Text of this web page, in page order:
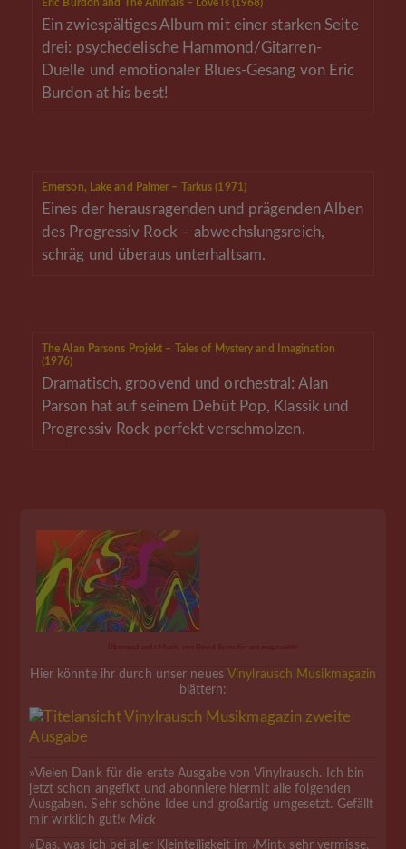
Eric Burdon and The Animals – Love is (1968)
Ein zwiespältiges Album mit einer starken Seite
drei: psychedelische Hammond/Gitarren-
Duelle und emotionaler Blues-Gesang von Eric
Burdon at his best!
Emerson, Lake and Palmer – Tarkus (1971)
Eines der herausragenden und prägenden Alben
des Progressiv Rock – abwechslungsreich,
schräg und überaus unterhaltsam.
The Alan Parsons Projekt – Tales of Mystery and Imagination
(1976)
Dramatisch, groovend und orchestral: Alan
Parson hat auf seinem Debüt Pop, Klassik und
Progressiv Rock perfekt verschmolzen.
Hier könnte ihr durch unser neues Vinylrausch Musikmagazin
blättern:
»Vielen Dank für die erste Ausgabe von Vinylrausch. Ich bin
jetzt schon angefixt und abonniere hiermit alle folgenden
Ausgaben. Sehr schöne Idee und großartig umgesetzt. Gefällt
mir wirklich gut!« Mick
»Das, was ich bei aller Kleinteiligkeit im ›Mint‹ sehr vermisse,